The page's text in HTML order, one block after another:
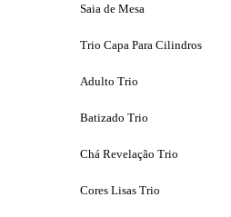
Saia de Mesa
Trio Capa Para Cilindros
Adulto Trio
Batizado Trio
Chá Revelação Trio
Cores Lisas Trio